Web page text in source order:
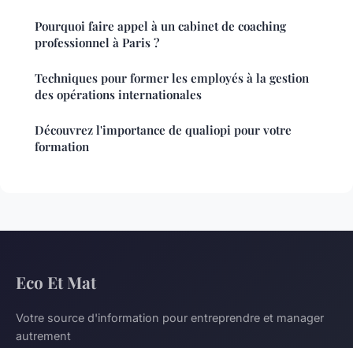
Pourquoi faire appel à un cabinet de coaching
professionnel à Paris ?
Techniques pour former les employés à la gestion
des opérations internationales
Découvrez l'importance de qualiopi pour votre
formation
Eco Et Mat
Votre source d'information pour entreprendre et manager
autrement